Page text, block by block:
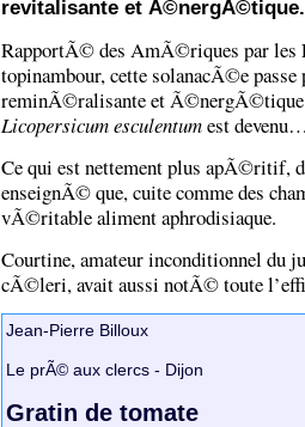
revitalisante et
RapportÃ© des AmÃ©riques par les
topinambour, cette solanacÃ©e
reminÃ©ralisante et
Licopersicum esculentumest
Ce qui est nettement plus apÃ©ritif,
enseignÃ© que, cuite comme des
vÃ©ritable aliment aphrodisiaque.
Courtine, amateur inconditionnel du
cÃ©leri, avait aussi notÃ© toute
Jean-Pierre Billoux
Le prÃ© aux clercs - Dijon
Gratin de tomate